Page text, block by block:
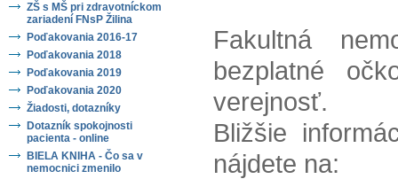
ZŠ s MŠ pri zdravotníckom
zariadení FNsP Žilina
Poďakovania 2016-17
Poďakovania 2018
Poďakovania 2019
Poďakovania 2020
Žiadosti, dotazníky
Dotazník spokojnosti
pacienta - online
BIELA KNIHA - Čo sa v
nemocnici zmenilo
Fakultná
bezplatné
verejnosť.
Bližšie
nájdete na: